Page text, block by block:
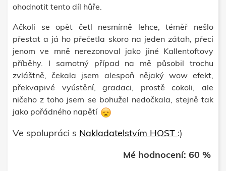
ohodnotit tento díl hůře.
Ačkoli se opět četl nesmírně lehce, téměř nešlo
přestat a já ho přečetla skoro na jeden zátah, přeci
jenom ve mně nerezonoval jako jiné Kallentoftovy
příběhy. I samotný případ na mě působil trochu
zvláštně, čekala jsem alespoň nějaký wow efekt,
překvapivé vyústění, gradaci, prostě cokoli, ale
ničeho z toho jsem se bohužel nedočkala, stejně tak
jako pořádného napětí
Ve spolupráci s Nakladatelstvím HOST :)
Mé hodnocení: 60 %